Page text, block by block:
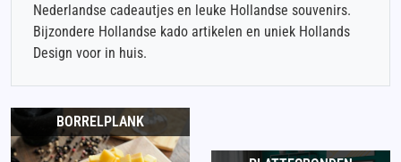
Nederlandse cadeautjes en leuke Hollandse souvenirs.
Bijzondere Hollandse kado artikelen en uniek Hollands
Design voor in huis.
BORRELPLANK